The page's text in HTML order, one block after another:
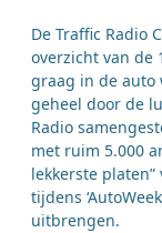
De Traffic Radio
overzicht van de
graag in de auto
geheel door de
Radio
met ruim 5.000
lekkerste
tijdens
uitbrengen.